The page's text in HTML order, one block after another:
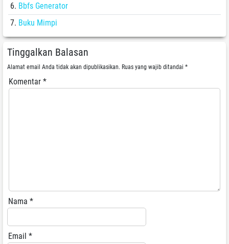
Bbfs Generator
Buku Mimpi
Tinggalkan Balasan
Alamat email Anda tidak akan dipublikasikan. Ruas yang wajib ditandai *
Komentar *
Nama *
Email *